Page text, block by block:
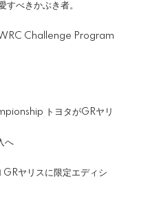
すべきかぶき者。
Challenge Program
トヨタがGRヤリ
へ
GRヤリスに限定エディシ